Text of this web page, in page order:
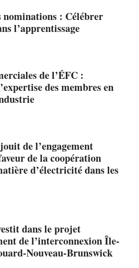
nominations : Célébrer
l’apprentissage
de l’ÉFC :
des membres en
de l’engagement
de la coopération
d’électricité dans les
dans le projet
de l’interconnexion Île-
Nouveau-Brunswick